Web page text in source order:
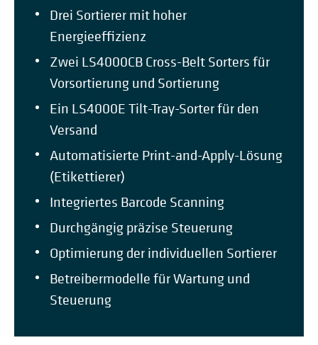
Drei Sortierer mit hoher
Energieeffizienz
Zwei LS4000CB Cross-Belt Sorters für
Vorsortierung und Sortierung
Ein LS4000E Tilt-Tray-Sorter für den
Versand
Automatisierte Print-and-Apply-Lösung
(Etikettierer)
Integriertes Barcode Scanning
Durchgängig präzise Steuerung
Optimierung der individuellen Sortierer
Betreibermodelle für Wartung und
Steuerung